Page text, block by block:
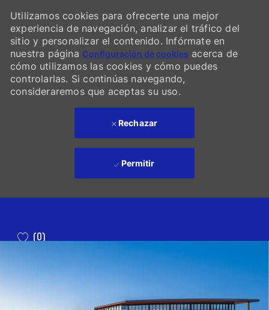
Utilizamos cookies para ofrecerte una mejor
experiencia de navegación, analizar el tráfico del
sitio y personalizar el contenido. Infórmate en
nuestra página Configuración de cookies acerca de
cómo utilizamos las cookies y cómo puedes
controlarlas. Si continúas navegando,
consideraremos que aceptas su uso.
Rechazar
Permitir
(0)